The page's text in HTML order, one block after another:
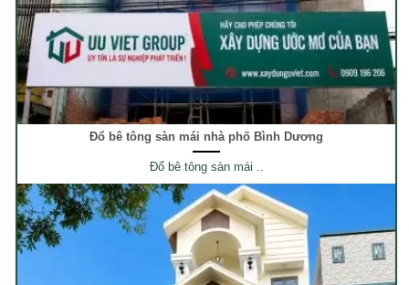
Đổ bê tông sàn mái nhà phố Bình Dương
Đổ bê tông sàn mái ..